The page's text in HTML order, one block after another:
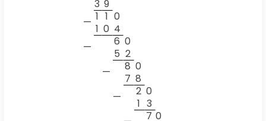
3 9
— 1 1 0
1 0 4
—
6 0
5 2
—
8 0
7 8
—
2 0
1 3
7 0